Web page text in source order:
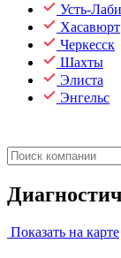
Усть-
Хасавюрт
Черкесск
Шахты
Элиста
Энгельс
Показать на карте